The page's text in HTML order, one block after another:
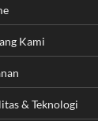
Kami
& Teknologi